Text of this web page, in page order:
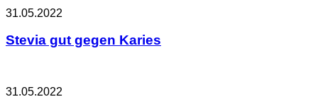
31.05.2022
Stevia gut gegen Karies
31.05.2022